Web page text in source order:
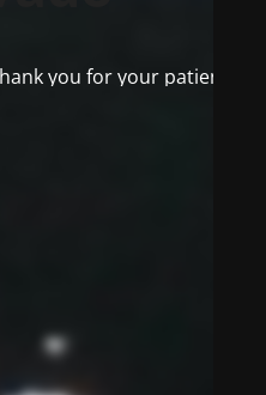
you for your patience!